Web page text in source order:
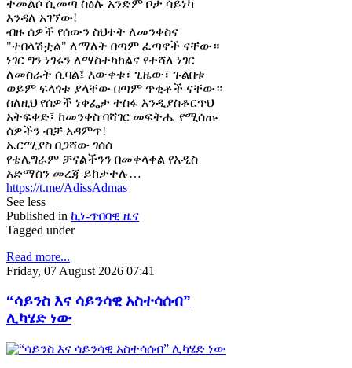
ተመልሶ ሲመጣ ስዕሉ አንድም ቦታ ሳይነካ
እንዳለ አገኘው!
ብዙ ሰዎች የሰውን ስህተት ለመንቀስና
"ተበላሽቷል" ለማለት በጣም ፈጣኖች ናቸው።
ነገር ግን ነገሩን ለማስተካከልና የተሻለ ነገር
ለመስራት ሲባል፤ እውቀቱ፣ ጊዜው፣ ጉልበቱ
ወይም ፍላጎቱ ያላቸው በጣም ጥቂቶች ናቸው።
ስለዚህ የሰዎች ነቀፌታ ተስፋ እንዲያስቆርጥህ
አትፍቀድ፤ ከመንቀስ ባሻገር መፍትሔ የሚሰጡ
ሰዎችን ብቻ አዳምጥ!
ኤርሚያስ በጋሻው ገሰሰ
የቴሌግራም ቻናልችንን በመቀላቀል የአዲስ
አድማስን መረጃ ይከታተሉ…
https://t.me/AdissAdmas
See less
Published in ኪነ-ጥበባዊ ዜና
Tagged under
Read more...
Friday, 07 August 2026 07:41
“ሳይንስ እና ሳይንሳዊ አስተሳሰብ”
ሊካሄድ ነው